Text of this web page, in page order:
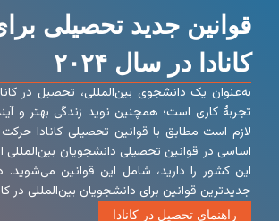
قوانین جدید تحصیلی
کانادا در سال ۲۰۲۴
به‌عنوان یک دانشجوی بین‌المللی، تحصیل در
تجربۀ کاری است؛ همچنین نوید زندگی بهتر و
لازم است مطابق با قوانین تحصیلی کانادا حرکت
اساسی در قوانین تحصیلی دانشجویان
جدیدترین قوانین برای دانشجویان بین‌المللی در
راهنمای تحصیل در کانادا